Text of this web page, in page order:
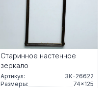
Старинное настенное
зеркало
Артикул:
ЗК-26622
Размеры:
74×125